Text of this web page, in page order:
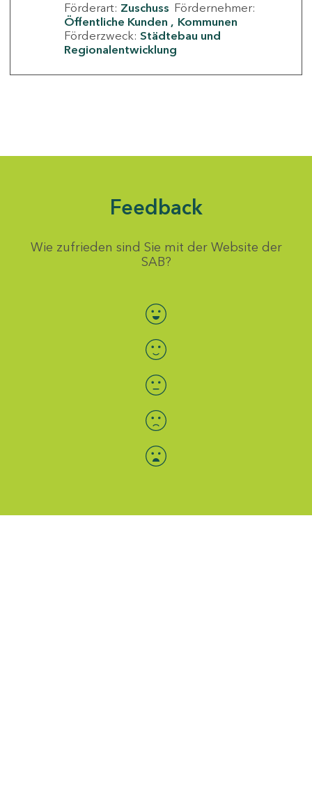
Förderart: Zuschuss Fördernehmer:
Öffentliche Kunden
Kommunen
Förderzweck: Städtebau und
Regionalentwicklung
Feedback
Wie zufrieden sind Sie mit der Website der
SAB?
Bewertung auswählen